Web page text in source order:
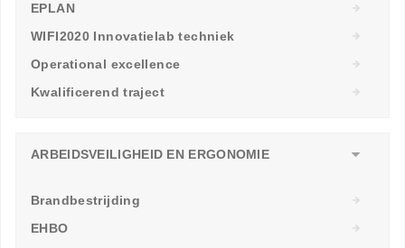
EPLAN
WIFI2020 Innovatielab techniek
Operational excellence
Kwalificerend traject
ARBEIDSVEILIGHEID EN ERGONOMIE
Brandbestrijding
EHBO